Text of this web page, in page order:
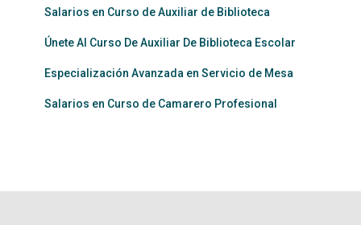
Salarios en Curso de Auxiliar de Biblioteca
Únete Al Curso De Auxiliar De Biblioteca Escolar
Especialización Avanzada en Servicio de Mesa
Salarios en Curso de Camarero Profesional